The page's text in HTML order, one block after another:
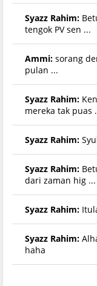
Syazz Rahim:
tengok PV sen ...
Ammi: sorang
pulan ...
Syazz Rahim:
mereka tak puas
Syazz Rahim:
Syazz Rahim:
dari zaman hig ...
Syazz Rahim:
Syazz Rahim:
haha